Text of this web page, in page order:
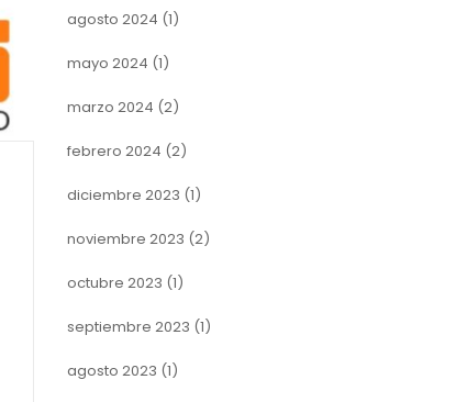
agosto 2024 (1)
mayo 2024 (1)
marzo 2024 (2)
febrero 2024 (2)
diciembre 2023 (1)
noviembre 2023 (2)
octubre 2023 (1)
septiembre 2023 (1)
agosto 2023 (1)